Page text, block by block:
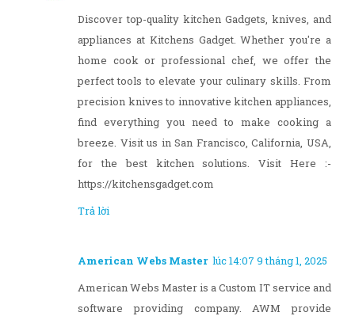
Discover top-quality kitchen Gadgets, knives, and
appliances at Kitchens Gadget. Whether you're a
home cook or professional chef, we offer the
perfect tools to elevate your culinary skills. From
precision knives to innovative kitchen appliances,
find everything you need to make cooking a
breeze. Visit us in San Francisco, California, USA,
for the best kitchen solutions. Visit Here :-
https://kitchensgadget.com
Trả lời
American Webs Master lúc 14:07 9 tháng 1, 2025
American Webs Master is a Custom IT service and
software providing company. AWM provide